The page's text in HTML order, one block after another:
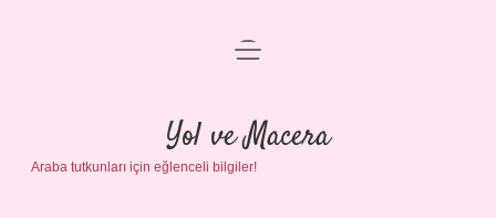
Anasayfa
Gizlilik Politikası
Yasal Uyarı
menüyü
Yol ve Macera
Araba tutkunları için eğlenceli bilgiler!